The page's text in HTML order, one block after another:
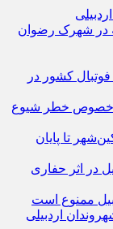
در شهرک رضوان
استعدادیابی زیر ۱۶ سال فوتبال کشور در
خصوص خطر شیوع
تا پایان
در اثر حفاری
ممنوع است
اردبیلی